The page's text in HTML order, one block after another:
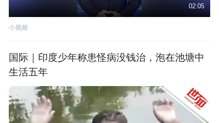
02:05
小视频
国际｜印度少年称患怪病没钱治，泡在池塘中
生活五年